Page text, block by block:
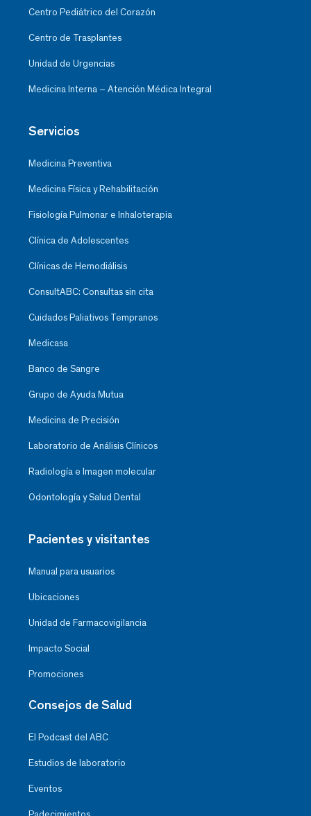
Centro Pediátrico del Corazón
Centro de Trasplantes
Unidad de Urgencias
Medicina Interna – Atención Médica Integral
Servicios
Medicina Preventiva
Medicina Física y Rehabilitación
Fisiología Pulmonar e Inhaloterapia
Clínica de Adolescentes
Clínicas de Hemodiálisis
ConsultABC: Consultas sin cita
Cuidados Paliativos Tempranos
Medicasa
Banco de Sangre
Grupo de Ayuda Mutua
Medicina de Precisión
Laboratorio de Análisis Clínicos
Radiología e Imagen molecular
Odontología y Salud Dental
Pacientes y visitantes
Manual para usuarios
Ubicaciones
Unidad de Farmacovigilancia
Impacto Social
Promociones
Consejos de Salud
El Podcast del ABC
Estudios de laboratorio
Eventos